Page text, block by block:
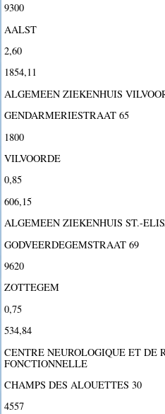
9300
AALST
2,60
1854,11
ALGEMEEN ZIEKENHUIS
GENDARMERIESTRAAT 65
1800
VILVOORDE
0,85
606,15
ALGEMEEN ZIEKENHUIS ST.-
GODVEERDEGEMSTRAAT 69
9620
ZOTTEGEM
0,75
534,84
CENTRE NEUROLOGIQUE ET DE
FONCTIONNELLE
CHAMPS DES ALOUETTES 30
4557